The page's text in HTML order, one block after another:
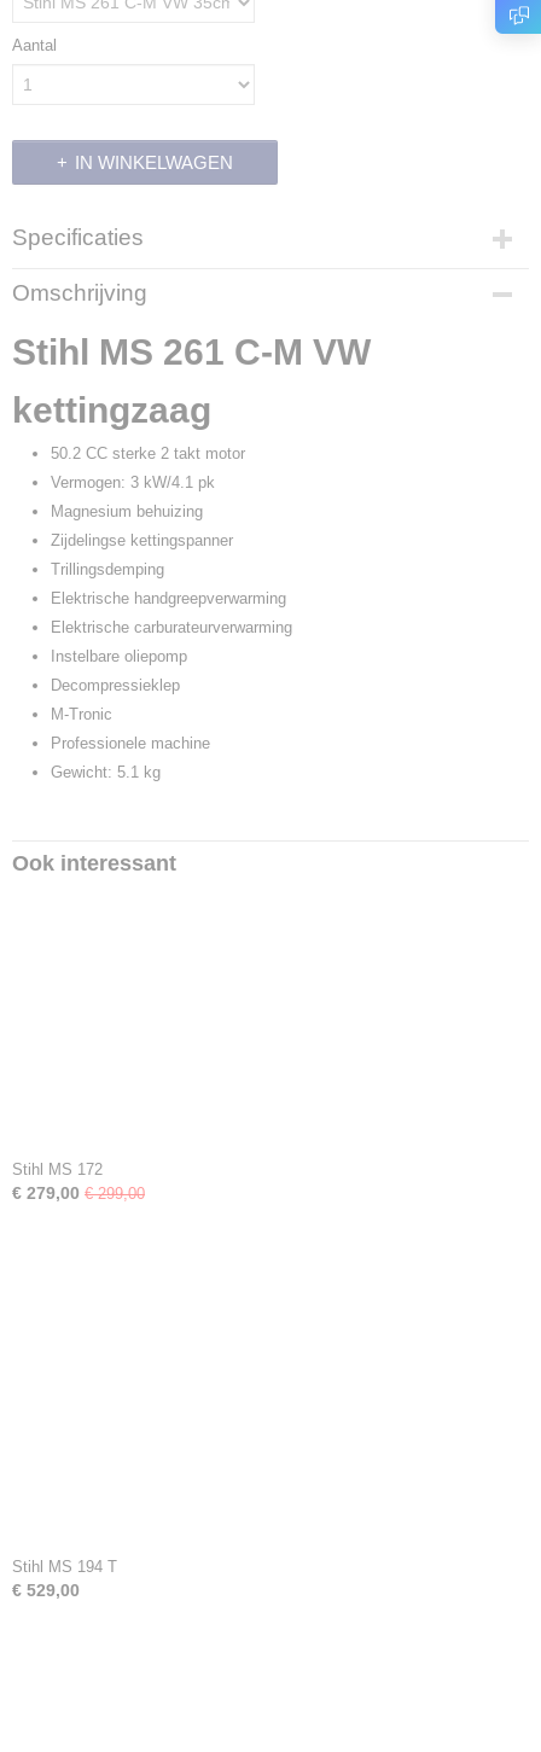
Aantal
IN WINKELWAGEN
Specificaties
Productcode
1141 200 0650
Productcode leverancier
1141 200 0651
Omschrijving
Stihl MS 261 C-M VW
kettingzaag
50.2 CC sterke 2 takt motor
Vermogen: 3 kW/4.1 pk
Magnesium behuizing
Zijdelingse kettingspanner
Trillingsdemping
Elektrische handgreepverwarming
Elektrische carburateurverwarming
Instelbare oliepomp
Decompressieklep
M-Tronic
Professionele machine
Gewicht: 5.1 kg
Ook interessant
Stihl MS 172
€ 279,00 € 299,00
Stihl MS 194 T
€ 529,00